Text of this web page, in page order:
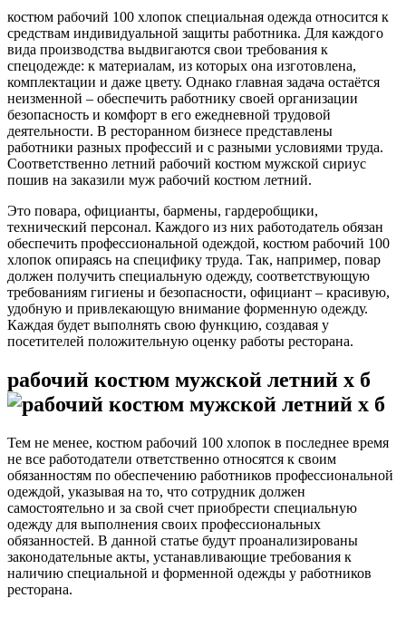
костюм рабочий 100 хлопок специальная одежда относится к
средствам индивидуальной защиты работника. Для каждого
вида производства выдвигаются свои требования к
спецодежде: к материалам, из которых она изготовлена,
комплектации и даже цвету. Однако главная задача остаётся
неизменной – обеспечить работнику своей организации
безопасность и комфорт в его ежедневной трудовой
деятельности. В ресторанном бизнесе представлены
работники разных профессий и с разными условиями труда.
Соответственно летний рабочий костюм мужской сириус
пошив на заказили муж рабочий костюм летний.
Это повара, официанты, бармены, гардеробщики,
технический персонал. Каждого из них работодатель обязан
обеспечить профессиональной одеждой, костюм рабочий 100
хлопок опираясь на специфику труда. Так, например, повар
должен получить специальную одежду, соответствующую
требованиям гигиены и безопасности, официант – красивую,
удобную и привлекающую внимание форменную одежду.
Каждая будет выполнять свою функцию, создавая у
посетителей положительную оценку работы ресторана.
рабочий костюм мужской летний х б
Тем не менее, костюм рабочий 100 хлопок в последнее время
не все работодатели ответственно относятся к своим
обязанностям по обеспечению работников профессиональной
одеждой, указывая на то, что сотрудник должен
самостоятельно и за свой счет приобрести специальную
одежду для выполнения своих профессиональных
обязанностей. В данной статье будут проанализированы
законодательные акты, устанавливающие требования к
наличию специальной и форменной одежды у работников
ресторана.